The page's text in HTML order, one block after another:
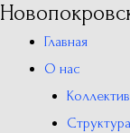
Главная
О нас
Коллектив